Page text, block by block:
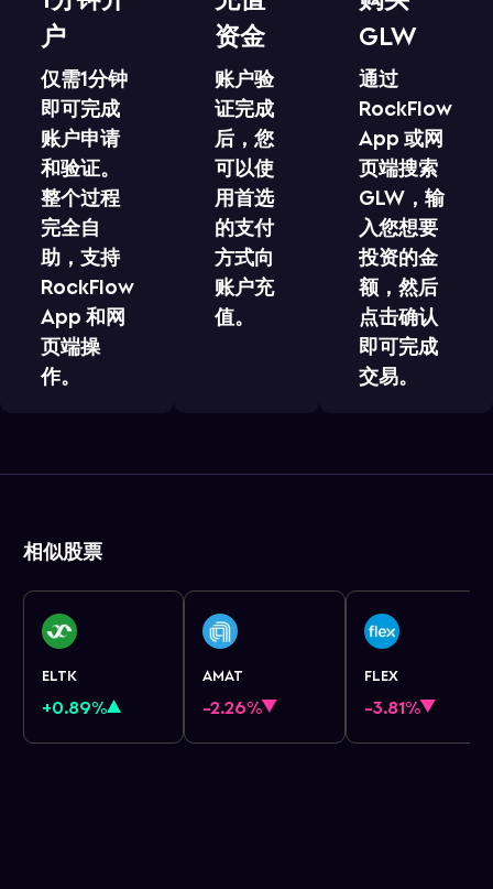
户
仅需1分钟
即可完成
账户申请
和验证。
整个过程
完全自
助，支持
RockFlow
App 和网
页端操
作。
资金
账户验
证完成
后，您
可以使
用首选
的支付
方式向
账户充
值。
GLW
通过
RockFlow
App 或网
页端搜索
GLW，输
入您想要
投资的金
额，然后
点击确认
即可完成
交易。
相似股票
ELTK
+0.89%
AMAT
-2.26%
FLEX
-3.81%